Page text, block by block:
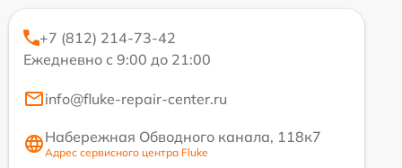
+7 (812) 214-73-42
Ежедневно с 9:00 до 21:00
info@fluke-repair-center.ru
Набережная Обводного канала, 118к7
Адрес сервисного центра Fluke